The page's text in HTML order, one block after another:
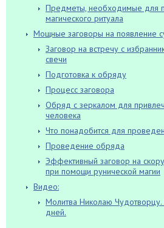
Предметы, необходимые для
магического ритуала
Мощные заговоры на появление
Заговор на встречу с
свечи
Подготовка к обряду
Процесс заговора
Обряд с зеркалом для
человека
Что понадобится для
Проведение обряда
Эффективный заговор на
при помощи рунической магии
Видео:
Молитва Николаю
дней.